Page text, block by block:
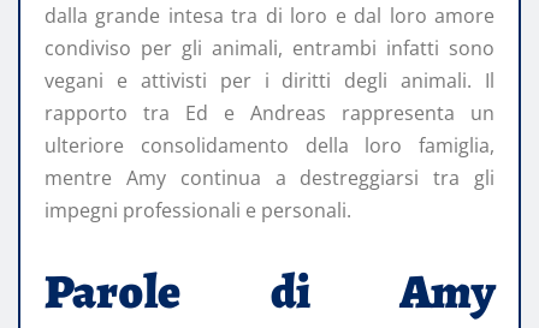
dalla grande intesa tra di loro e dal loro amore
condiviso per gli animali, entrambi infatti sono
vegani e attivisti per i diritti degli animali. Il
rapporto tra Ed e Andreas rappresenta un
ulteriore consolidamento della loro famiglia,
mentre Amy continua a destreggiarsi tra gli
impegni professionali e personali.
Parole di Amy